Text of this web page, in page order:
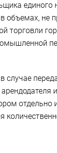
единого
в объемах,
торговли
отдельно